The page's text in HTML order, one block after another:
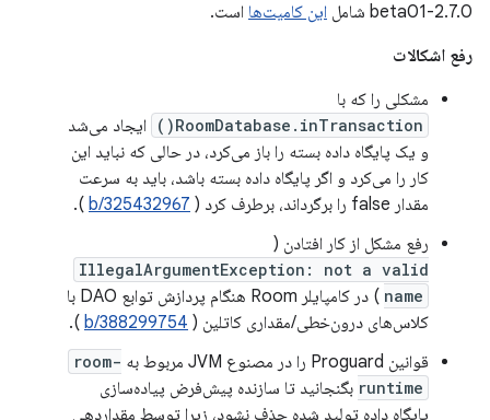
2.7.0-beta01 شامل
این کامیت‌ها است.
رفع اشکالات
مشکلی را که با
RoomDatabase.inTransaction()
ایجاد می‌شد
و یک پایگاه داده بسته را باز می‌کرد، در حالی که نباید این
کار را می‌کرد و اگر پایگاه داده بسته باشد، باید به سرعت
مقدار false را برگرداند، برطرف کرد (
b/325432967
).
رفع مشکل از کار افتادن (
IllegalArgumentException: not a valid
name
) در کامپایلر Room هنگام پردازش توابع DAO با
کلاس‌های درون‌خطی/مقداری کاتلین ( b/388299754
).
قوانین Proguard را در مصنوع JVM مربوط به
room-
runtime بگنجانید تا سازنده پیش‌فرض پیاده‌سازی
پایگاه داده تولید شده حذف نشود، زیرا توسط مقداردهی